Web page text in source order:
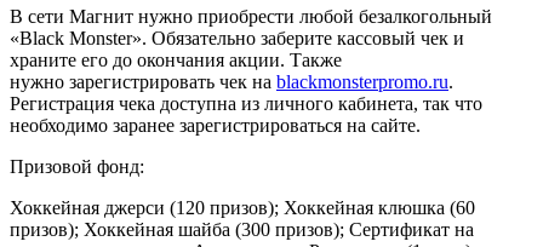
В сети Магнит нужно приобрести любой безалкогольный
«Black Monster». Обязательно заберите кассовый чек и
храните его до окончания акции. Также
нужно зарегистрировать чек на blackmonsterpromo.ru.
Регистрация чека доступна из личного кабинета, так что
необходимо заранее зарегистрироваться на сайте.
Призовой фонд:
Хоккейная джерси (120 призов); Хоккейная клюшка (60
призов); Хоккейная шайба (300 призов); Сертификат на